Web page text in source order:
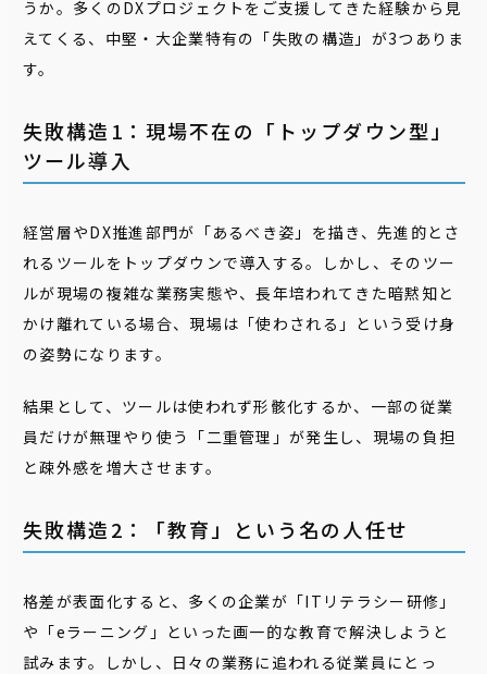
うか。多くのDXプロジェクトをご支援してきた経験から見
えてくる、中堅・大企業特有の「失敗の構造」が3つありま
す。
失敗構造1：現場不在の「トップダウン型」
ツール導入
経営層やDX推進部門が「あるべき姿」を描き、先進的とさ
れるツールをトップダウンで導入する。しかし、そのツー
ルが現場の複雑な業務実態や、長年培われてきた暗黙知と
かけ離れている場合、現場は「使わされる」という受け身
の姿勢になります。
結果として、ツールは使われず形骸化するか、一部の従業
員だけが無理やり使う「二重管理」が発生し、現場の負担
と疎外感を増大させます。
失敗構造2：「教育」という名の人任せ
格差が表面化すると、多くの企業が「ITリテラシー研修」
や「eラーニング」といった画一的な教育で解決しようと
試みます。しかし、日々の業務に追われる従業員にとっ